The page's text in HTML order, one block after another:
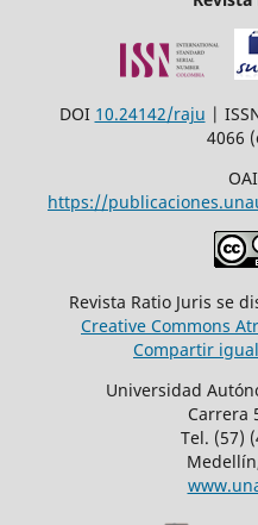
DOI 10.24142/raju |
4066
https://
Revista Ratio Juris se
Creative Commons
Compartir
Universidad
Carrera
Tel. (57)